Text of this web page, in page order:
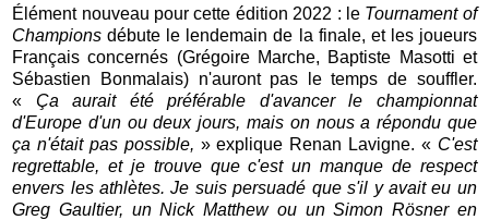
Élément nouveau pour cette édition 2022 : le Tournament of
Champions débute le lendemain de la finale, et les joueurs
Français concernés (Grégoire Marche, Baptiste Masotti et
Sébastien Bonmalais) n'auront pas le temps de souffler.
« Ça aurait été préférable d'avancer le championnat
d'Europe d'un ou deux jours, mais on nous a répondu que
ça n'était pas possible, » explique Renan Lavigne. « C'est
regrettable, et je trouve que c'est un manque de respect
envers les athlètes. Je suis persuadé que s'il y avait eu un
Greg Gaultier, un Nick Matthew ou un Simon Rösner en